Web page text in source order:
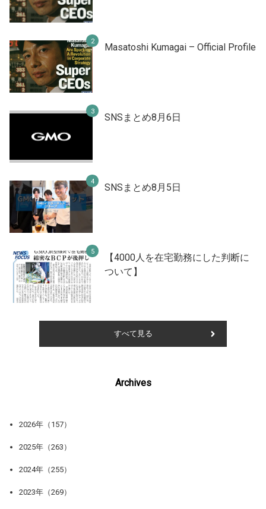
Masatoshi Kumagai – Official Profile
SNSまとめ8月6日
SNSまとめ8月5日
【4000人を在宅勤務にした判断に
ついて】
すべて見る
Archives
2026年（157）
2025年（263）
2024年（255）
2023年（269）